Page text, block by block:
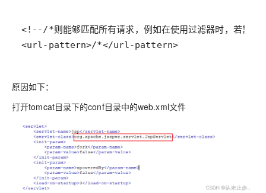
<url-pattern>/*</url-pattern>
原因如下：
打开tomcat目录下的conf目录中的web.xml文件